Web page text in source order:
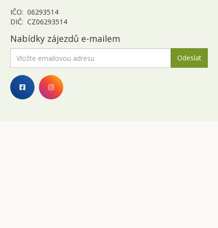
IČO: 06293514
DIČ: CZ06293514
Nabídky zájezdů e-mailem